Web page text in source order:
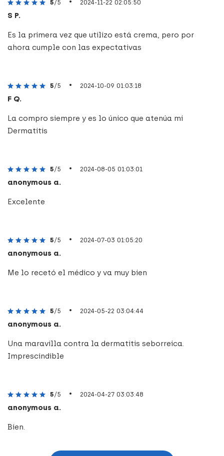
5/5 2024-11-22 02:05:50
S P.
Es la primera vez que utilizo está crema, pero por
ahora cumple con las expectativas
5/5 • 2024-10-09 01:03:18
F Q.
La compro siempre y es lo único que atenúa mi
Dermatitis
5/5 • 2024-08-05 01:03:01
anonymous a.
Excelente
5/5 • 2024-07-03 01:05:20
anonymous a.
Me lo recetó el médico y va muy bien
5/5 • 2024-05-22 03:04:44
anonymous a.
Una maravilla contra la dermatitis seborreica.
Imprescindible
5/5 • 2024-04-27 03:03:48
anonymous a.
Bien.